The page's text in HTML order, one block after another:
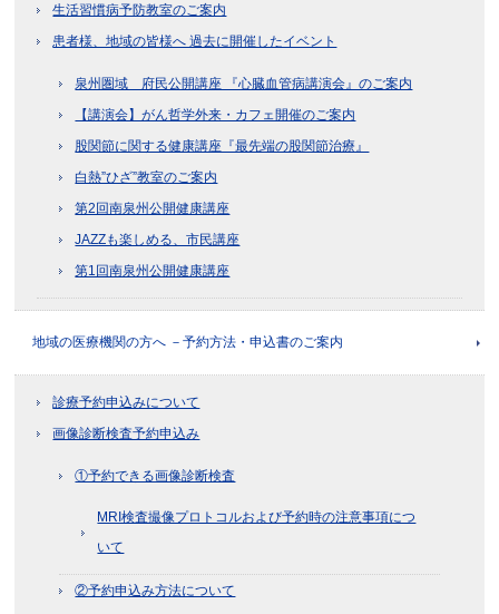
生活習慣病予防教室のご案内
患者様、地域の皆様へ 過去に開催したイベント
泉州圏域 府民公開講座 『心臓血管病講演会』のご案内
【講演会】がん哲学外来・カフェ開催のご案内
股関節に関する健康講座『最先端の股関節治療』
白熱”ひざ”教室のご案内
第2回南泉州公開健康講座
JAZZも楽しめる、市民講座
第1回南泉州公開健康講座
地域の医療機関の方へ －予約方法・申込書のご案内
診療予約申込みについて
画像診断検査予約申込み
①予約できる画像診断検査
MRI検査撮像プロトコルおよび予約時の注意事項につ
いて
②予約申込み方法について